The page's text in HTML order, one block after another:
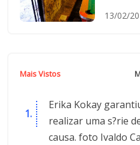
13/02/
Mais Vistos
Erika Kokay
realizar uma s?rie
causa. foto Ivaldo